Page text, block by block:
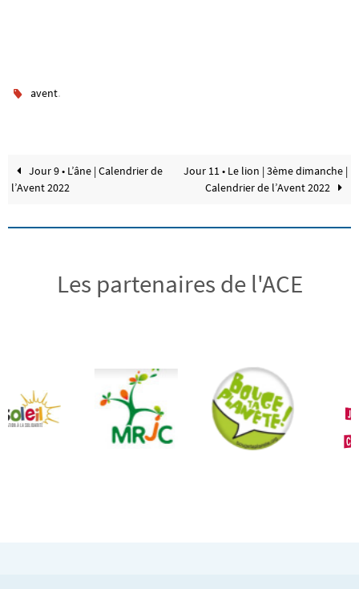
avent.
Jour 9 • L’âne | Calendrier de
l’Avent 2022
Jour 11 • Le lion | 3ème dimanche |
Calendrier de l’Avent 2022
Les partenaires de l'ACE